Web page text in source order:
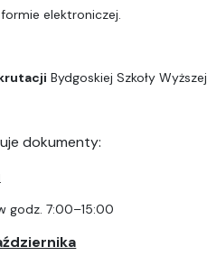
elektroniczej.
Bydgoskiej Szkoły Wyższej
dokumenty:
godz. 7:00–15:00